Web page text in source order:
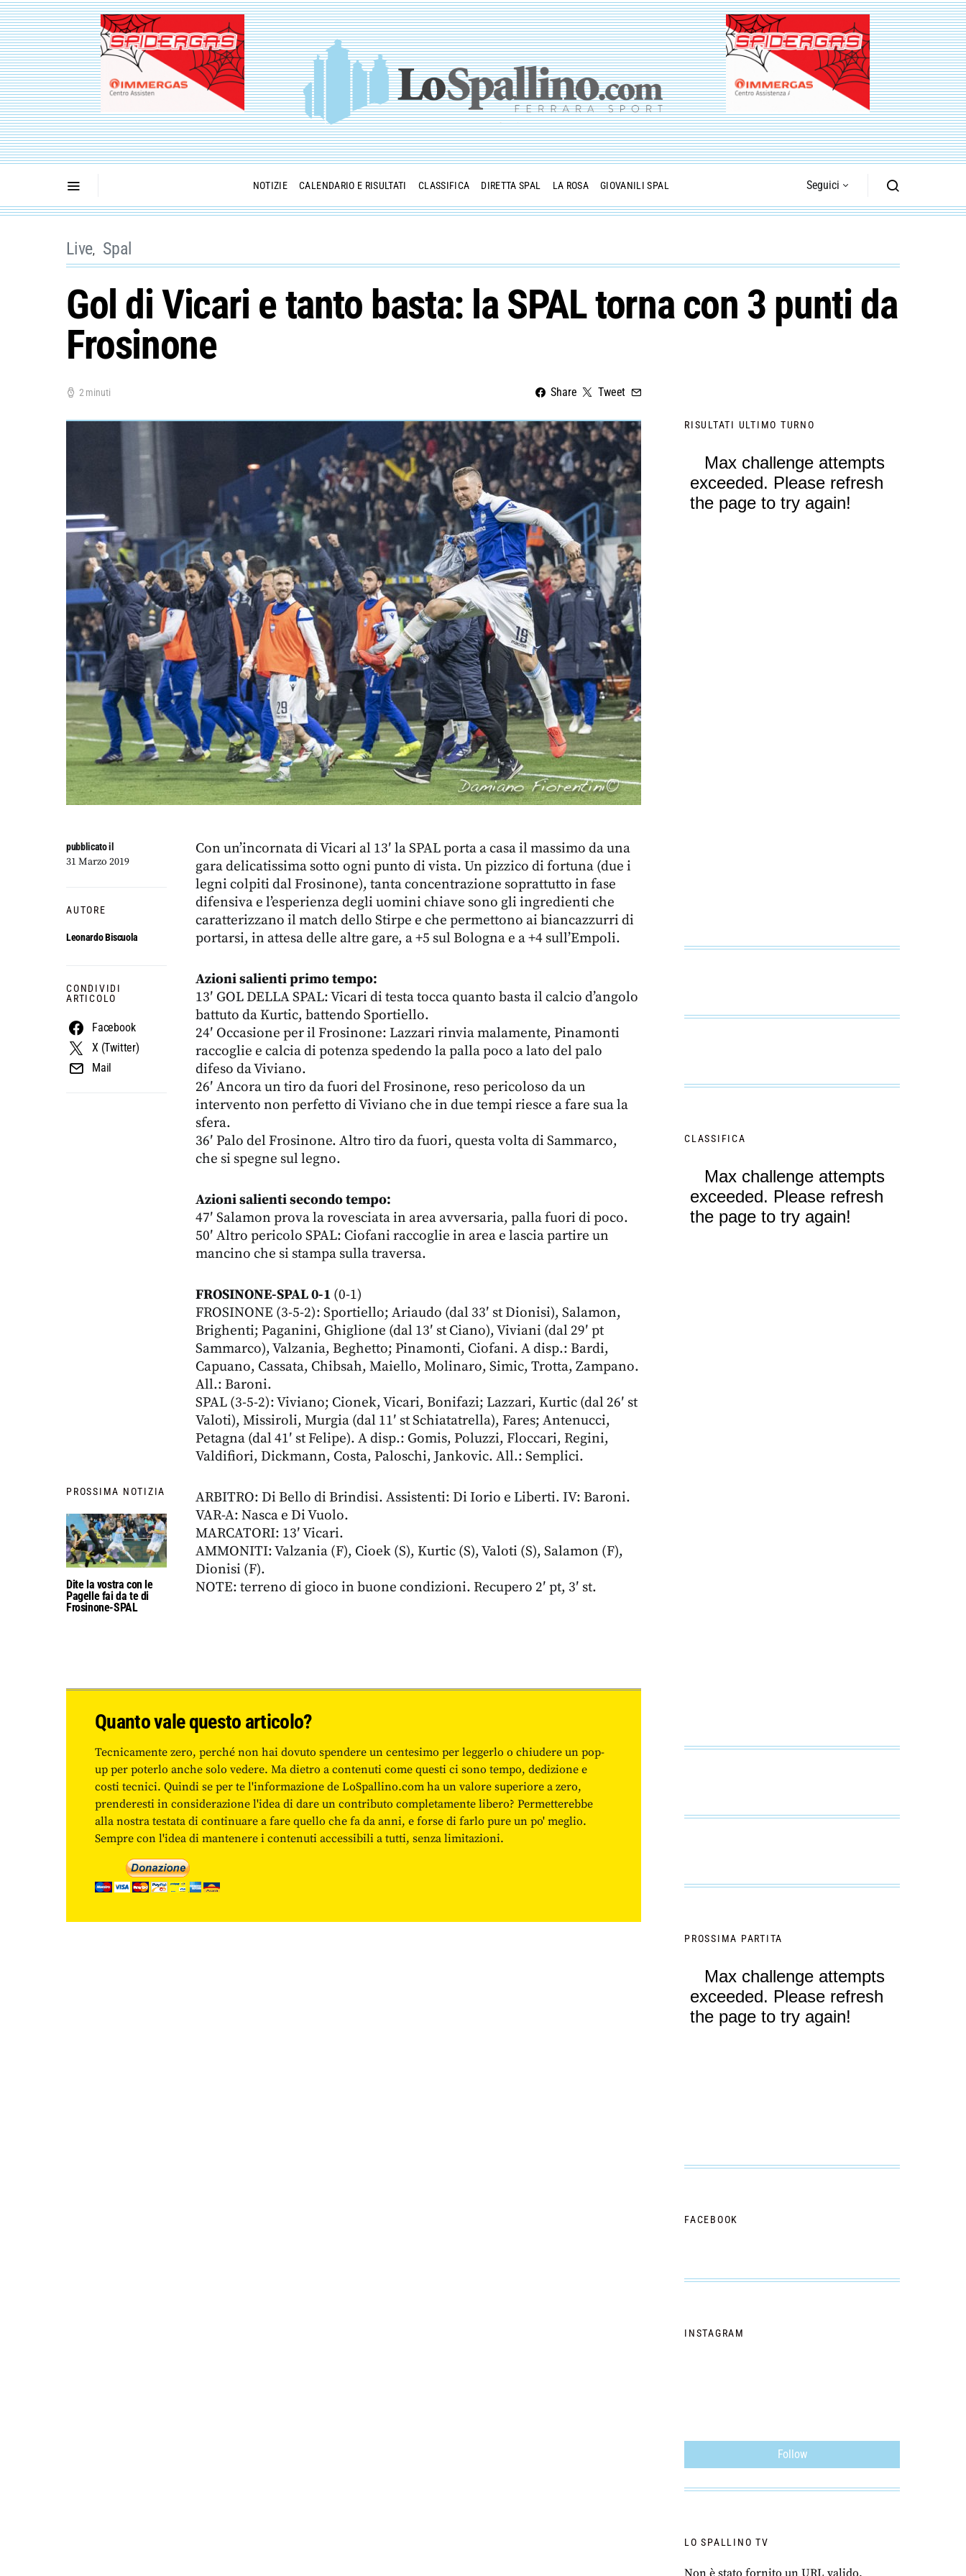
NOTIZIE CALENDARIO E RISULTATI CLASSIFICA DIRETTA SPAL LA ROSA GIOVANILI SPAL Seguici
Live Spal
Gol di Vicari e tanto basta: la SPAL torna con 3 punti da
Frosinone
2 minuti Share Tweet
PROSSIMA NOTIZIA
Dite la vostra con le
Pagelle fai da te di
Frosinone-SPAL
pubblicato il
31 Marzo 2019
AUTORE
Leonardo Biscuola
CONDIVIDI
ARTICOLO
Facebook
X (Twitter)
Mail
Con un’incornata di Vicari al 13′ la SPAL porta a casa il massimo da una
gara delicatissima sotto ogni punto di vista. Un pizzico di fortuna (due i
legni colpiti dal Frosinone), tanta concentrazione soprattutto in fase
difensiva e l’esperienza degli uomini chiave sono gli ingredienti che
caratterizzano il match dello Stirpe e che permettono ai biancazzurri di
portarsi, in attesa delle altre gare, a +5 sul Bologna e a +4 sull’Empoli.
Azioni salienti primo tempo:
13′ GOL DELLA SPAL: Vicari di testa tocca quanto basta il calcio d’angolo
battuto da Kurtic, battendo Sportiello.
24′ Occasione per il Frosinone: Lazzari rinvia malamente, Pinamonti
raccoglie e calcia di potenza spedendo la palla poco a lato del palo
difeso da Viviano.
26′ Ancora un tiro da fuori del Frosinone, reso pericoloso da un
intervento non perfetto di Viviano che in due tempi riesce a fare sua la
sfera.
36′ Palo del Frosinone. Altro tiro da fuori, questa volta di Sammarco,
che si spegne sul legno.
Azioni salienti secondo tempo:
47′ Salamon prova la rovesciata in area avversaria, palla fuori di poco.
50′ Altro pericolo SPAL: Ciofani raccoglie in area e lascia partire un
mancino che si stampa sulla traversa.
FROSINONE-SPAL 0-1 (0-1)
FROSINONE (3-5-2): Sportiello; Ariaudo (dal 33′ st Dionisi), Salamon,
Brighenti; Paganini, Ghiglione (dal 13′ st Ciano), Viviani (dal 29′ pt
Sammarco), Valzania, Beghetto; Pinamonti, Ciofani. A disp.: Bardi,
Capuano, Cassata, Chibsah, Maiello, Molinaro, Simic, Trotta, Zampano.
All.: Baroni.
SPAL (3-5-2): Viviano; Cionek, Vicari, Bonifazi; Lazzari, Kurtic (dal 26′ st
Valoti), Missiroli, Murgia (dal 11′ st Schiatatrella), Fares; Antenucci,
Petagna (dal 41′ st Felipe). A disp.: Gomis, Poluzzi, Floccari, Regini,
Valdifiori, Dickmann, Costa, Paloschi, Jankovic. All.: Semplici.
ARBITRO: Di Bello di Brindisi. Assistenti: Di Iorio e Liberti. IV: Baroni.
VAR-A: Nasca e Di Vuolo.
MARCATORI: 13′ Vicari.
AMMONITI: Valzania (F), Cioek (S), Kurtic (S), Valoti (S), Salamon (F),
Dionisi (F).
NOTE: terreno di gioco in buone condizioni. Recupero 2′ pt, 3′ st.
Quanto vale questo articolo?
Tecnicamente zero, perché non hai dovuto spendere un centesimo per leggerlo o chiudere un pop-
up per poterlo anche solo vedere. Ma dietro a contenuti come questi ci sono tempo, dedizione e
costi tecnici. Quindi se per te l'informazione de LoSpallino.com ha un valore superiore a zero,
prenderesti in considerazione l'idea di dare un contributo completamente libero? Permetterebbe
alla nostra testata di continuare a fare quello che fa da anni, e forse di farlo pure un po' meglio.
Sempre con l'idea di mantenere i contenuti accessibili a tutti, senza limitazioni.
RISULTATI ULTIMO TURNO
CLASSIFICA
PROSSIMA PARTITA
FACEBOOK
INSTAGRAM
Follow
LO SPALLINO TV